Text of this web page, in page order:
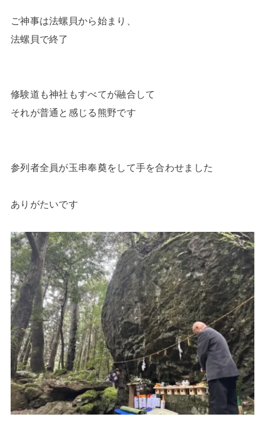
ご神事は法螺貝から始まり、
法螺貝で終了
修験道も神社もすべてが融合して
それが普通と感じる熊野です
参列者全員が玉串奉奠をして手を合わせました
ありがたいです